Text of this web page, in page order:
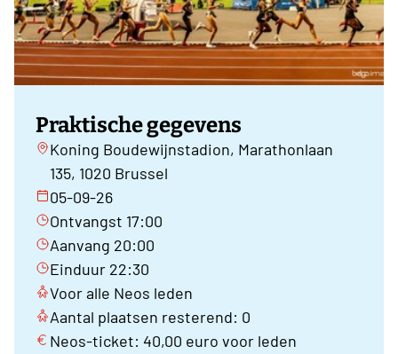
Praktische gegevens
Koning Boudewijnstadion, Marathonlaan
135, 1020 Brussel
05-09-26
Ontvangst 17:00
Aanvang 20:00
Einduur 22:30
Voor alle Neos leden
Aantal plaatsen resterend: 0
Neos-ticket: 40,00 euro voor leden